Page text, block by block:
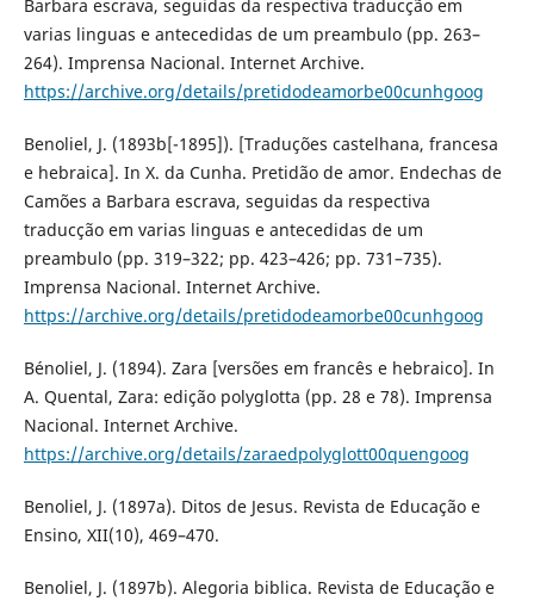
Barbara escrava, seguidas da respectiva traducção em
varias linguas e antecedidas de um preambulo (pp. 263–
264). Imprensa Nacional. Internet Archive.
https://archive.org/details/pretidodeamorbe00cunhgoog
Benoliel, J. (1893b[-1895]). [Traduções castelhana, francesa
e hebraica]. In X. da Cunha. Pretidão de amor. Endechas de
Camões a Barbara escrava, seguidas da respectiva
traducção em varias linguas e antecedidas de um
preambulo (pp. 319–322; pp. 423–426; pp. 731–735).
Imprensa Nacional. Internet Archive.
https://archive.org/details/pretidodeamorbe00cunhgoog
Bénoliel, J. (1894). Zara [versões em francês e hebraico]. In
A. Quental, Zara: edição polyglotta (pp. 28 e 78). Imprensa
Nacional. Internet Archive.
https://archive.org/details/zaraedpolyglott00quengoog
Benoliel, J. (1897a). Ditos de Jesus. Revista de Educação e
Ensino, XII(10), 469–470.
Benoliel, J. (1897b). Alegoria biblica. Revista de Educação e